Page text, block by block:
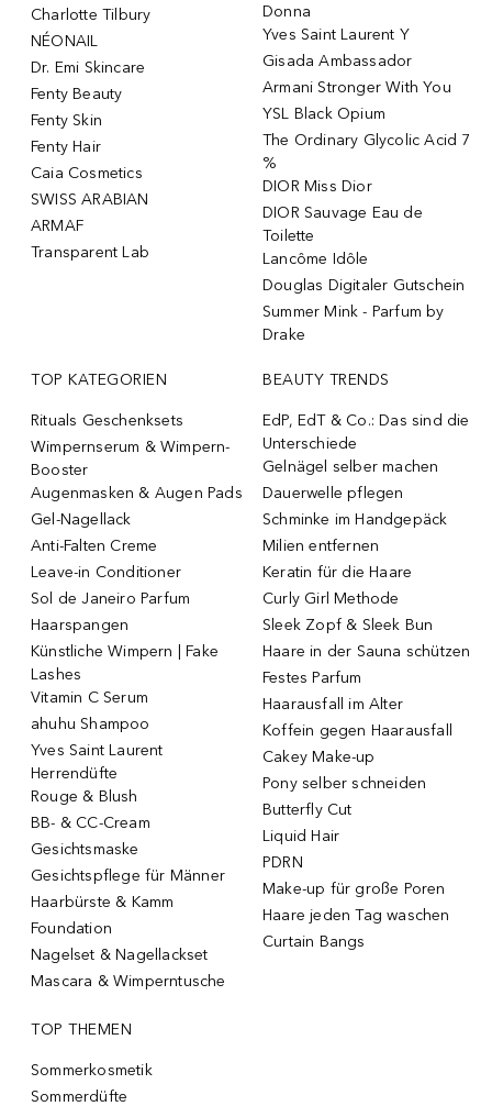
Charlotte Tilbury
NÉONAIL
Dr. Emi Skincare
Fenty Beauty
Fenty Skin
Fenty Hair
Caia Cosmetics
SWISS ARABIAN
ARMAF
Transparent Lab
Donna
Yves Saint Laurent Y
Gisada Ambassador
Armani Stronger With You
YSL Black Opium
The Ordinary Glycolic Acid 7
%
DIOR Miss Dior
DIOR Sauvage Eau de
Toilette
Lancôme Idôle
Douglas Digitaler Gutschein
Summer Mink - Parfum by
Drake
TOP KATEGORIEN
Rituals Geschenksets
Wimpernserum & Wimpern-
Booster
Augenmasken & Augen Pads
Gel-Nagellack
Anti-Falten Creme
Leave-in Conditioner
Sol de Janeiro Parfum
Haarspangen
Künstliche Wimpern | Fake
Lashes
Vitamin C Serum
ahuhu Shampoo
Yves Saint Laurent
Herrendüfte
Rouge & Blush
BB- & CC-Cream
Gesichtsmaske
Gesichtspflege für Männer
Haarbürste & Kamm
Foundation
Nagelset & Nagellackset
Mascara & Wimperntusche
BEAUTY TRENDS
EdP, EdT & Co.: Das sind die
Unterschiede
Gelnägel selber machen
Dauerwelle pflegen
Schminke im Handgepäck
Milien entfernen
Keratin für die Haare
Curly Girl Methode
Sleek Zopf & Sleek Bun
Haare in der Sauna schützen
Festes Parfum
Haarausfall im Alter
Koffein gegen Haarausfall
Cakey Make-up
Pony selber schneiden
Butterfly Cut
Liquid Hair
PDRN
Make-up für große Poren
Haare jeden Tag waschen
Curtain Bangs
TOP THEMEN
Sommerkosmetik
Sommerdüfte